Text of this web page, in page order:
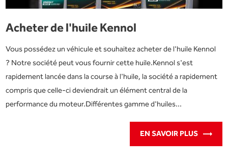
Acheter de l'huile Kennol
Vous possédez un véhicule et souhaitez acheter de l'huile Kennol
? Notre société peut vous fournir cette huile.Kennol s'est
rapidement lancée dans la course à l'huile, la société a rapidement
compris que celle-ci deviendrait un élément central de la
performance du moteur.Différentes gamme d'huiles...
EN SAVOIR PLUS